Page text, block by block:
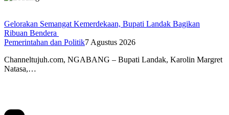
Gelorakan Semangat Kemerdekaan, Bupati Landak Bagikan
Ribuan Bendera
Pemerintahan dan Politik7 Agustus 2026
Channeltujuh.com, NGABANG – Bupati Landak, Karolin Margret
Natasa,…